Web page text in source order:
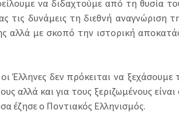
να διδαχτούμε από τη θυσία
τις δυνάμεις τη διεθνή αναγνώριση
αλλά με σκοπό την ιστορική
οι Έλληνες δεν πρόκειται να
αλλά και για τους ξεριζωμένους
έζησε ο Ποντιακός Ελληνισμός.